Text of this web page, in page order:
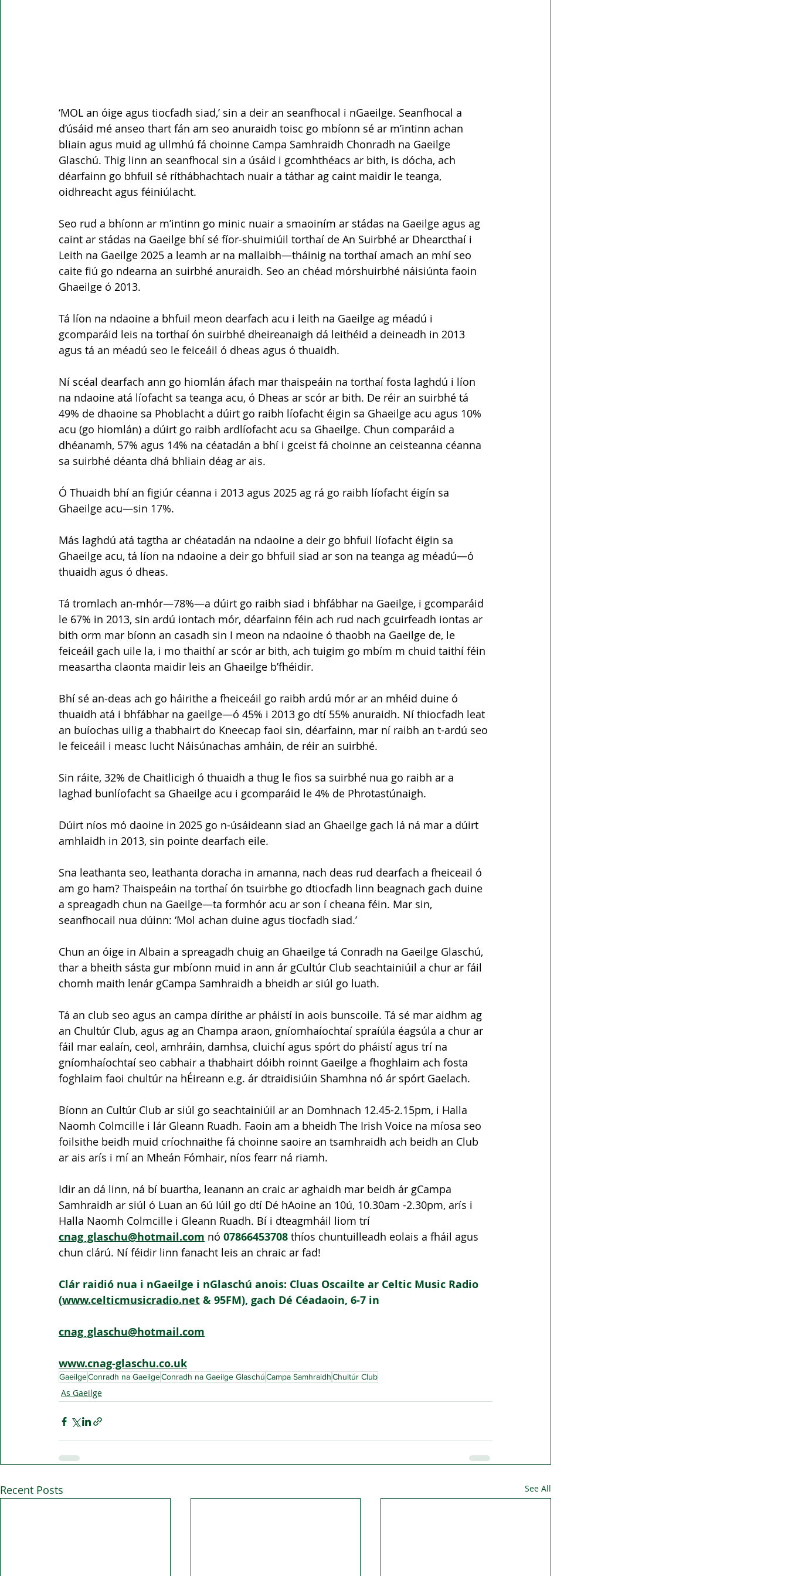
‘MOL an óige agus tiocfadh siad,’ sin a deir an seanfhocal i nGaeilge. Seanfhocal a
d’úsáid mé anseo thart fán am seo anuraidh toisc go mbíonn sé ar m’intinn achan
bliain agus muid ag ullmhú fá choinne Campa Samhraidh Chonradh na Gaeilge
Glaschú. Thig linn an seanfhocal sin a úsáid i gcomhthéacs ar bith, is dócha, ach
déarfainn go bhfuil sé ríthábhachtach nuair a táthar ag caint maidir le teanga,
oidhreacht agus féiniúlacht.
Seo rud a bhíonn ar m’intinn go minic nuair a smaoiním ar stádas na Gaeilge agus ag
caint ar stádas na Gaeilge bhí sé fíor-shuimiúil torthaí de An Suirbhé ar Dhearcthaí i
Leith na Gaeilge 2025 a leamh ar na mallaibh—tháinig na torthaí amach an mhí seo
caite fiú go ndearna an suirbhé anuraidh. Seo an chéad mórshuirbhé náisiúnta faoin
Ghaeilge ó 2013.
Tá líon na ndaoine a bhfuil meon dearfach acu i leith na Gaeilge ag méadú i
gcomparáid leis na torthaí ón suirbhé dheireanaigh dá leithéid a deineadh in 2013
agus tá an méadú seo le feiceáil ó dheas agus ó thuaidh.
Ní scéal dearfach ann go hiomlán áfach mar thaispeáin na torthaí fosta laghdú i líon
na ndaoine atá líofacht sa teanga acu, ó Dheas ar scór ar bith. De réir an suirbhé tá
49% de dhaoine sa Phoblacht a dúirt go raibh líofacht éigin sa Ghaeilge acu agus 10%
acu (go hiomlán) a dúirt go raibh ardlíofacht acu sa Ghaeilge. Chun comparáid a
dhéanamh, 57% agus 14% na céatadán a bhí i gceist fá choinne an ceisteanna céanna
sa suirbhé déanta dhá bhliain déag ar ais.
Ó Thuaidh bhí an figiúr céanna i 2013 agus 2025 ag rá go raibh líofacht éigín sa
Ghaeilge acu—sin 17%.
Más laghdú atá tagtha ar chéatadán na ndaoine a deir go bhfuil líofacht éigin sa
Ghaeilge acu, tá líon na ndaoine a deir go bhfuil siad ar son na teanga ag méadú—ó
thuaidh agus ó dheas.
Tá tromlach an‑mhór—78%—a dúirt go raibh siad i bhfábhar na Gaeilge, i gcomparáid
le 67% in 2013, sin ardú iontach mór, déarfainn féin ach rud nach gcuirfeadh iontas ar
bith orm mar bíonn an casadh sin I meon na ndaoine ó thaobh na Gaeilge de, le
feiceáil gach uile la, i mo thaithí ar scór ar bith, ach tuigim go mbím m chuid taithí féin
measartha claonta maidir leis an Ghaeilge b’fhéidir.
Bhí sé an-deas ach go háirithe a fheiceáil go raibh ardú mór ar an mhéid duine ó
thuaidh atá i bhfábhar na gaeilge—ó 45% i 2013 go dtí 55% anuraidh. Ní thiocfadh leat
an buíochas uilig a thabhairt do Kneecap faoi sin, déarfainn, mar ní raibh an t-ardú seo
le feiceáil i measc lucht Náisúnachas amháin, de réir an suirbhé.
Sin ráite, 32% de Chaitlicigh ó thuaidh a thug le fios sa suirbhé nua go raibh ar a
laghad bunlíofacht sa Ghaeilge acu i gcomparáid le 4% de Phrotastúnaigh.
Dúirt níos mó daoine in 2025 go n-úsáideann siad an Ghaeilge gach lá ná mar a dúirt
amhlaidh in 2013, sin pointe dearfach eile.
Sna leathanta seo, leathanta doracha in amanna, nach deas rud dearfach a fheiceail ó
am go ham? Thaispeáin na torthaí ón tsuirbhe go dtiocfadh linn beagnach gach duine
a spreagadh chun na Gaeilge—ta formhór acu ar son í cheana féin. Mar sin,
seanfhocail nua dúinn: ‘Mol achan duine agus tiocfadh siad.’
Chun an óige in Albain a spreagadh chuig an Ghaeilge tá Conradh na Gaeilge Glaschú,
thar a bheith sásta gur mbíonn muid in ann ár gCultúr Club seachtainiúil a chur ar fáil
chomh maith lenár gCampa Samhraidh a bheidh ar siúl go luath.
Tá an club seo agus an campa dírithe ar pháistí in aois bunscoile. Tá sé mar aidhm ag
an Chultúr Club, agus ag an Champa araon, gníomhaíochtaí spraíúla éagsúla a chur ar
fáil mar ealaín, ceol, amhráin, damhsa, cluichí agus spórt do pháistí agus trí na
gníomhaíochtaí seo cabhair a thabhairt dóibh roinnt Gaeilge a fhoghlaim ach fosta
foghlaim faoi chultúr na hÉireann e.g. ár dtraidisiúin Shamhna nó ár spórt Gaelach.
Bíonn an Cultúr Club ar siúl go seachtainiúil ar an Domhnach 12.45-2.15pm, i Halla
Naomh Colmcille i lár Gleann Ruadh. Faoin am a bheidh The Irish Voice na míosa seo
foilsithe beidh muid críochnaithe fá choinne saoire an tsamhraidh ach beidh an Club
ar ais arís i mí an Mheán Fómhair, níos fearr ná riamh.
Idir an dá linn, ná bí buartha, leanann an craic ar aghaidh mar beidh ár gCampa
Samhraidh ar siúl ó Luan an 6ú Iúil go dtí Dé hAoine an 10ú, 10.30am -2.30pm, arís i
Halla Naomh Colmcille i Gleann Ruadh. Bí i dteagmháil liom trí
cnag_glaschu@hotmail.com nó 07866453708 thíos chuntuilleadh eolais a fháil agus
chun clárú. Ní féidir linn fanacht leis an chraic ar fad!
Clár raidió nua i nGaeilge i nGlaschú anois: Cluas Oscailte ar Celtic Music Radio
(www.celticmusicradio.net & 95FM), gach Dé Céadaoin, 6-7 in
cnag_glaschu@hotmail.com
www.cnag-glaschu.co.uk
GaeilgeConradh na GaeilgeConradh na Gaeilge GlaschúCampa SamhraidhChultúr Club
As Gaeilge
Recent Posts See All